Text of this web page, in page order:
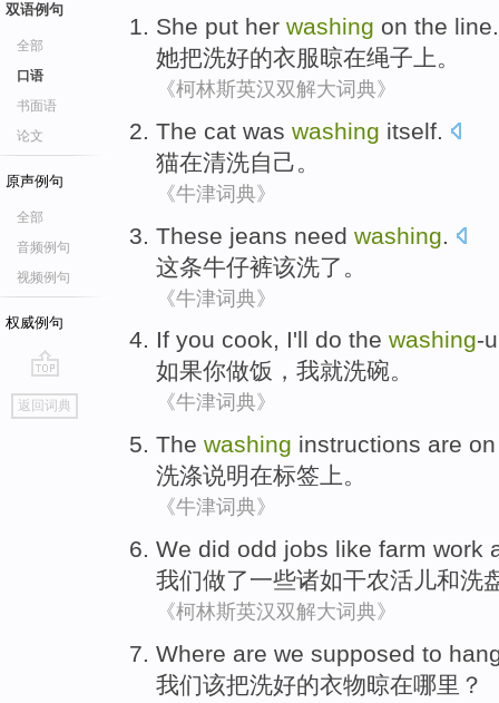
双语例句
全部
口语
书面语
论文
原声例句
全部
音频例句
视频例句
权威例句
go
top
返回词典
She put her washing on the line.
她把洗好的衣服晾在绳子上。
《柯林斯英汉双解大词典》
The cat was washing itself.
猫在清洗自己。
《牛津词典》
These jeans need washing
这条牛仔裤该洗了 。
《牛津词典》
If you cook, I'll do the washing-
如果你做饭 ， 我就洗碗。
《牛津词典》
The washing instructions are
洗涤说明在标签上。
《牛津词典》
We did odd jobs like farm work
我们做了一些诸如干农活儿和洗
《柯林斯英汉双解大词典》
Where are we supposed to
我们该把洗好的衣物晾在哪里 ？